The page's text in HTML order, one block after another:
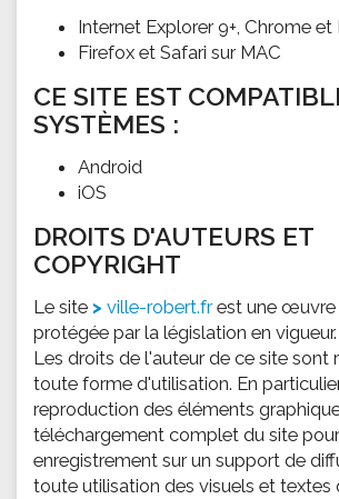
Internet Explorer 9+, Chrome et
Firefox et Safari sur MAC
CE SITE EST
SYSTÈMES :
Android
iOS
DROITS D'AUTEURS ET
COPYRIGHT
Le site ville-robert.frest une œuvre
protégée par la législation en vigueur.
Les droits de l'auteur de ce site sont
toute forme d'utilisation. En
reproduction des éléments
téléchargement complet du site
enregistrement sur un support de
toute utilisation des visuels et textes